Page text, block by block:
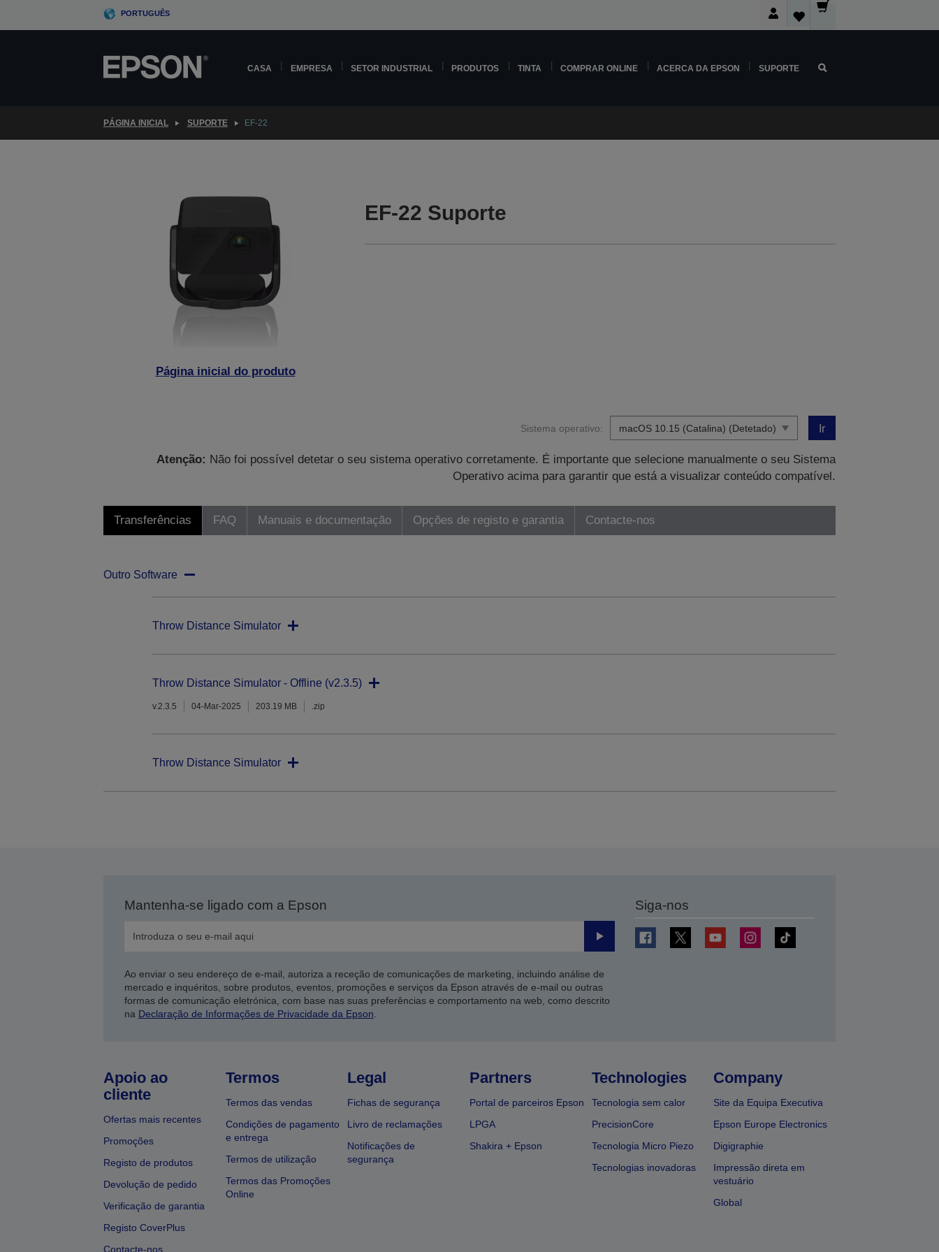
PORTUGUÊS
CASA EMPRESA SETOR INDUSTRIAL PRODUTOS TINTA COMPRAR ONLINE ACERCA DA EPSON SUPORTE
PÁGINA INICIAL SUPORTE EF-22
Página inicial do produto
EF-22 Suporte
Sistema operativo: Ir
Atenção: Não foi possível detetar o seu sistema operativo corretamente. É importante que selecione manualmente o seu Sistema
Operativo acima para garantir que está a visualizar conteúdo compatível.
Transferências FAQ Manuais e documentação Opções de registo e garantia Contacte-nos
Outro Software
Throw Distance Simulator
Throw Distance Simulator - Offline (v2.3.5)
v.2.3.5 04-Mar-2025 203.19 MB .zip
Throw Distance Simulator
Mantenha-se ligado com a Epson
Enviar
Ao enviar o seu endereço de e-mail, autoriza a receção de comunicações de marketing, incluindo análise de
mercado e inquéritos, sobre produtos, eventos, promoções e serviços da Epson através de e-mail ou outras
formas de comunicação eletrónica, com base nas suas preferências e comportamento na web, como descrito
na Declaração de Informações de Privacidade da Epson.
Siga-nos
Apoio ao
cliente
Ofertas mais recentes
Promoções
Registo de produtos
Devolução de pedido
Verificação de garantia
Registo CoverPlus
Contacte-nos
Termos
Termos das vendas
Condições de pagamento
e entrega
Termos de utilização
Termos das Promoções
Online
Legal
Fichas de segurança
Livro de reclamações
Notificações de
segurança
Partners
Portal de parceiros Epson
LPGA
Shakira + Epson
Technologies
Tecnologia sem calor
PrecisionCore
Tecnologia Micro Piezo
Tecnologias inovadoras
Company
Site da Equipa Executiva
Epson Europe Electronics
Digigraphie
Impressão direta em
vestuário
Global